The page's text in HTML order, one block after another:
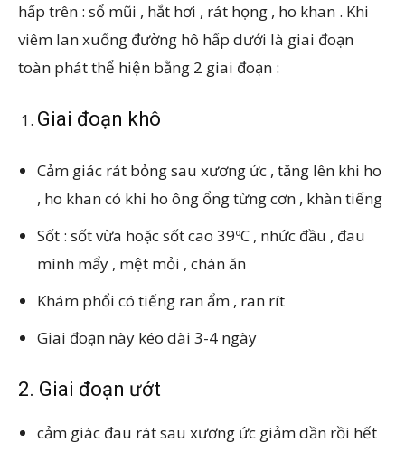
hấp trên : sổ mũi , hắt hơi , rát họng , ho khan . Khi
viêm lan xuống đường hô hấp dưới là giai đoạn
toàn phát thể hiện bằng 2 giai đoạn :
Giai đoạn khô
Cảm giác rát bỏng sau xương ức , tăng lên khi ho
, ho khan có khi ho ông ổng từng cơn , khàn tiếng
Sốt : sốt vừa hoặc sốt cao 39ºC , nhức đầu , đau
mình mẩy , mệt mỏi , chán ăn
Khám phổi có tiếng ran ẩm , ran rít
Giai đoạn này kéo dài 3-4 ngày
2. Giai đoạn ướt
cảm giác đau rát sau xương ức giảm dần rồi hết